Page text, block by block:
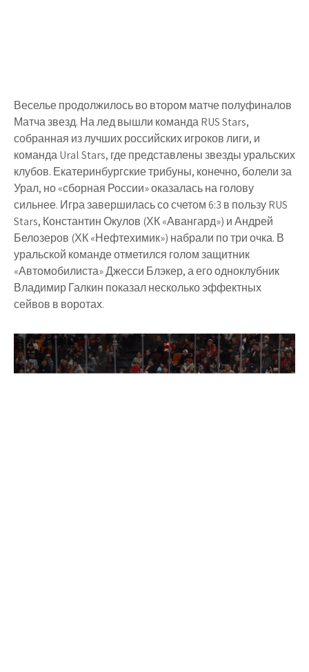
Веселье продолжилось во втором матче полуфиналов
Матча звезд. На лед вышли команда RUS Stars,
собранная из лучших российских игроков лиги, и
команда Ural Stars, где представлены звезды уральских
клубов. Екатеринбургские трибуны, конечно, болели за
Урал, но «сборная России» оказалась на голову
сильнее. Игра завершилась со счетом 6:3 в пользу RUS
Stars, Константин Окулов (ХК «Авангард») и Андрей
Белозеров (ХК «Нефтехимик») набрали по три очка. В
уральской команде отметился голом защитник
«Автомобилиста» Джесси Блэкер, а его одноклубник
Владимир Галкин показал несколько эффектных
сейвов в воротах.